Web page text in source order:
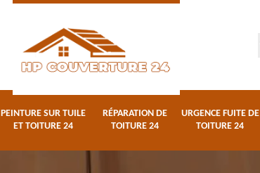
PEINTURE SUR TUILE
ET TOITURE 24
RÉPARATION DE
TOITURE 24
URGENCE FUITE DE
TOITURE 24